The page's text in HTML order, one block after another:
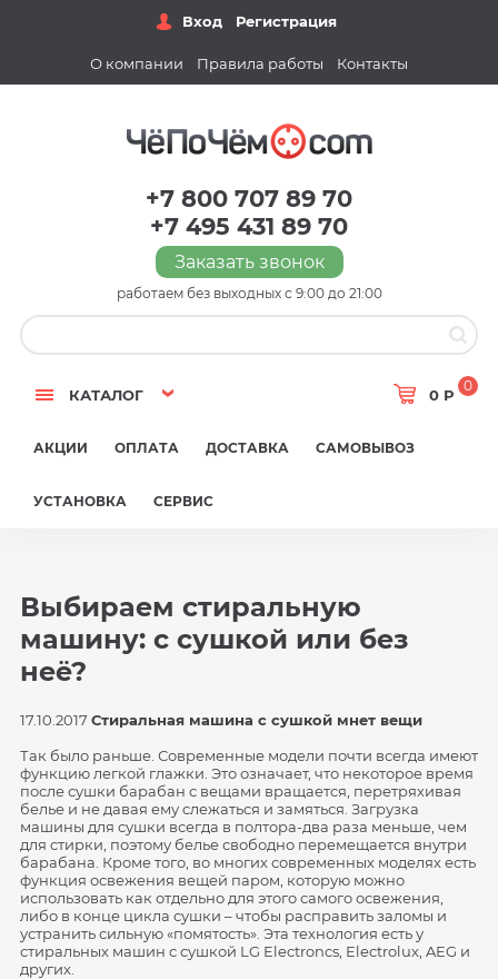
Вход Регистрация
О компании Правила работы Контакты
+7 800 707 89 70
+7 495 431 89 70
Заказать звонок
работаем без выходных с 9:00 до 21:00
КАТАЛОГ 0 Р
0
АКЦИИ ОПЛАТА ДОСТАВКА САМОВЫВОЗ
УСТАНОВКА СЕРВИС
Выбираем стиральную
машину: с сушкой или без
неё?
17.10.2017 Стиральная машина с сушкой мнет вещи
Так было раньше. Современные модели почти всегда имеют
функцию легкой глажки. Это означает, что некоторое время
после сушки барабан с вещами вращается, перетряхивая
белье и не давая ему слежаться и замяться. Загрузка
машины для сушки всегда в полтора-два раза меньше, чем
для стирки, поэтому белье свободно перемещается внутри
барабана. Кроме того, во многих современных моделях есть
функция освежения вещей паром, которую можно
использовать как отдельно для этого самого освежения,
либо в конце цикла сушки – чтобы расправить заломы и
устранить сильную «помятость». Эта технология есть у
стиральных машин с сушкой LG Electroncs, Electrolux, AEG и
других.